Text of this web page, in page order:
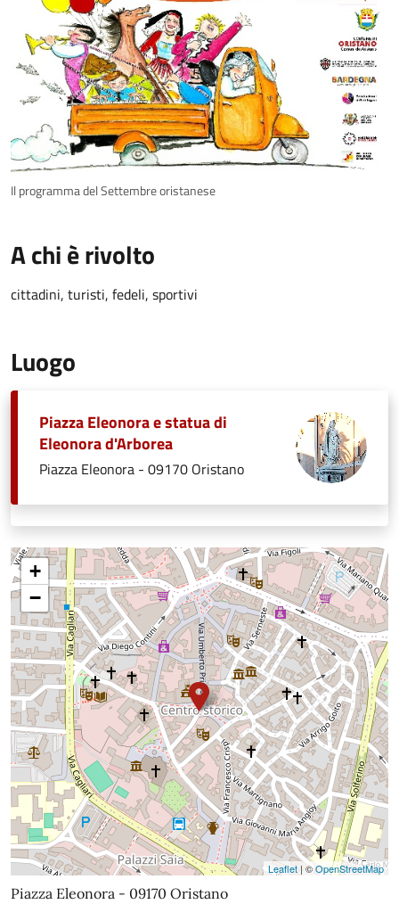
Il programma del Settembre oristanese
A chi è rivolto
cittadini, turisti, fedeli, sportivi
Luogo
Piazza Eleonora e statua di
Eleonora d'Arborea
Piazza Eleonora - 09170 Oristano
+
−
Leaflet | ©OpenStreetMap
Piazza Eleonora - 09170 Oristano